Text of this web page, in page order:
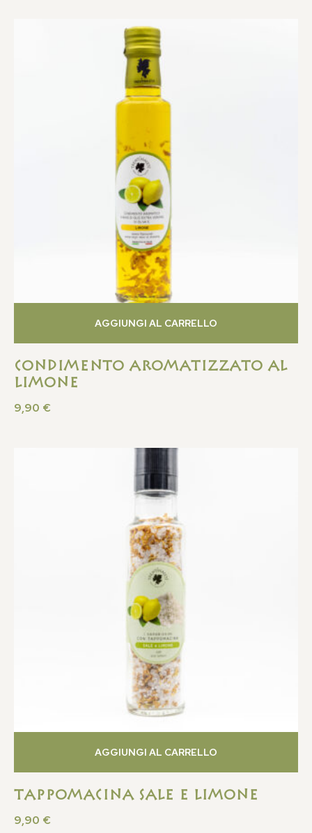
Condimento Aromatizzato al
Limone
9,90 €
AGGIUNGI AL CARRELLO
Tappomacina Sale e Limone
9,90 €
AGGIUNGI AL CARRELLO